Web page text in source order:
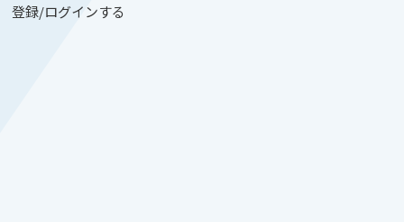
登録/ログインする